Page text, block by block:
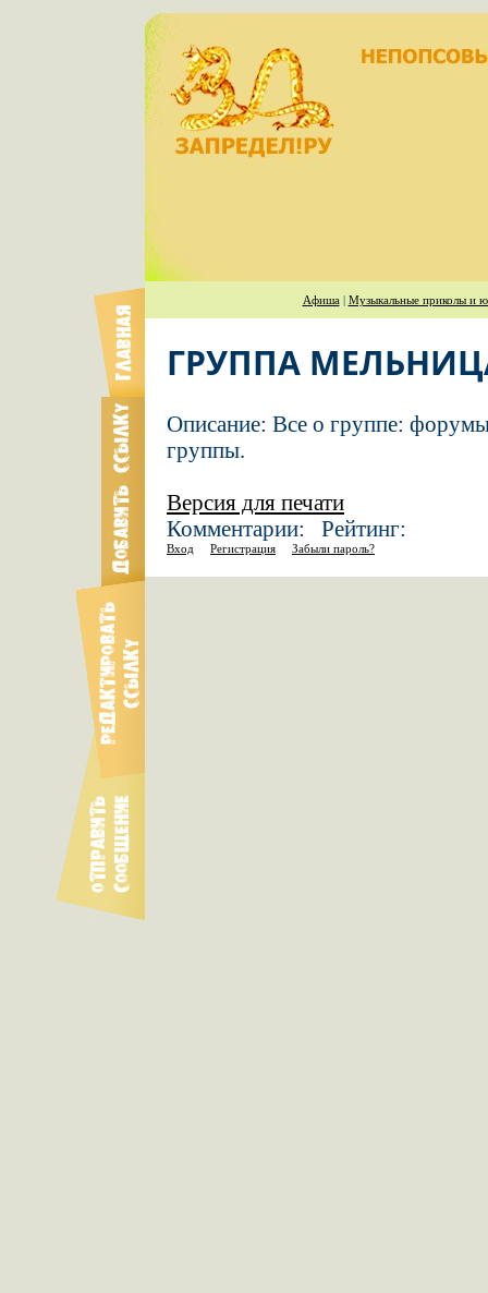
Афиша| Музыкальные приколы и
ГРУППА
Описание: Все о группе:
группы.
Версия для печати
Комментарии: Рейтинг:
Вход Регистрация Забыли пароль?